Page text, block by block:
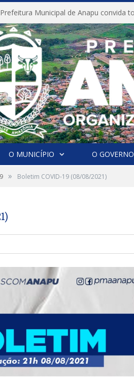
O MUNICÍPIO O GOVERNO
» Boletim COVID-19 (08/08/2021)